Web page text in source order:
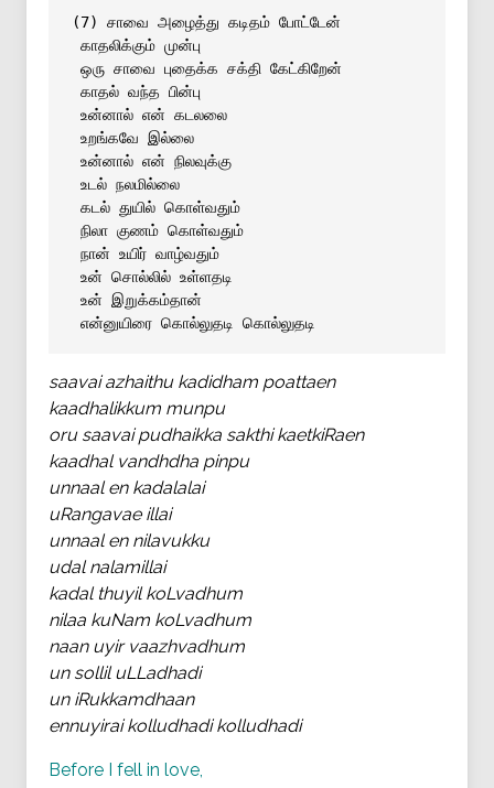
(7) சாவை அழைத்து கடிதம் போட்டேன்
காதலிக்கும் முன்பு
ஒரு சாவை புதைக்க சக்தி கேட்கிறேன்
காதல் வந்த பின்பு
உன்னால் என் கடலலை
உறங்கவே இல்லை
உன்னால் என் நிலவுக்கு
உடல் நலமில்லை
கடல் துயில் கொள்வதும்
நிலா குணம் கொள்வதும்
நான் உயிர் வாழ்வதும்
உன் சொல்லில் உள்ளதடி
உன் இறுக்கம்தான்
என்னுயிரை கொல்லுதடி கொல்லுதடி
saavai azhaithu kadidham poattaen
kaadhalikkum munpu
oru saavai pudhaikka sakthi kaetkiRaen
kaadhal vandhdha pinpu
unnaal en kadalalai
uRangavae illai
unnaal en nilavukku
udal nalamillai
kadal thuyil koLvadhum
nilaa kuNam koLvadhum
naan uyir vaazhvadhum
un sollil uLLadhadi
un iRukkamdhaan
ennuyirai kolludhadi kolludhadi
Before I fell in love,